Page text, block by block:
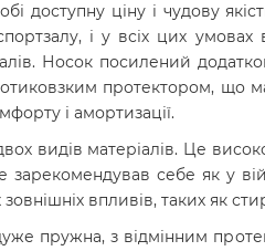
доступну ціну і чудову
і у всіх цих
Носок посилений
протектором, що
і амортизації.
видів матеріалів. Це
себе як у
зовнішніх впливів, таких як
пружна, з відмінним